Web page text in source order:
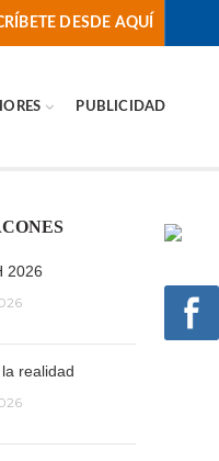
DESDE AQUÍ
PUBLICIDAD
2026
realidad